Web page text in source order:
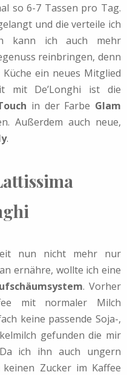
so 6-7 Tassen pro Tag.
und die verteile ich
kann ich auch mehr
reinbringen, denn
ein neues Mitglied
mit De’Longhi ist die
in der Farbe Glam
Außerdem auch neue,
.
nun nicht mehr nur
ernähre, wollte ich eine
. Vorher
mit normaler Milch
keine passende Soja-,
gefunden die mir
ich ihn auch ungern
Zucker im Kaffee